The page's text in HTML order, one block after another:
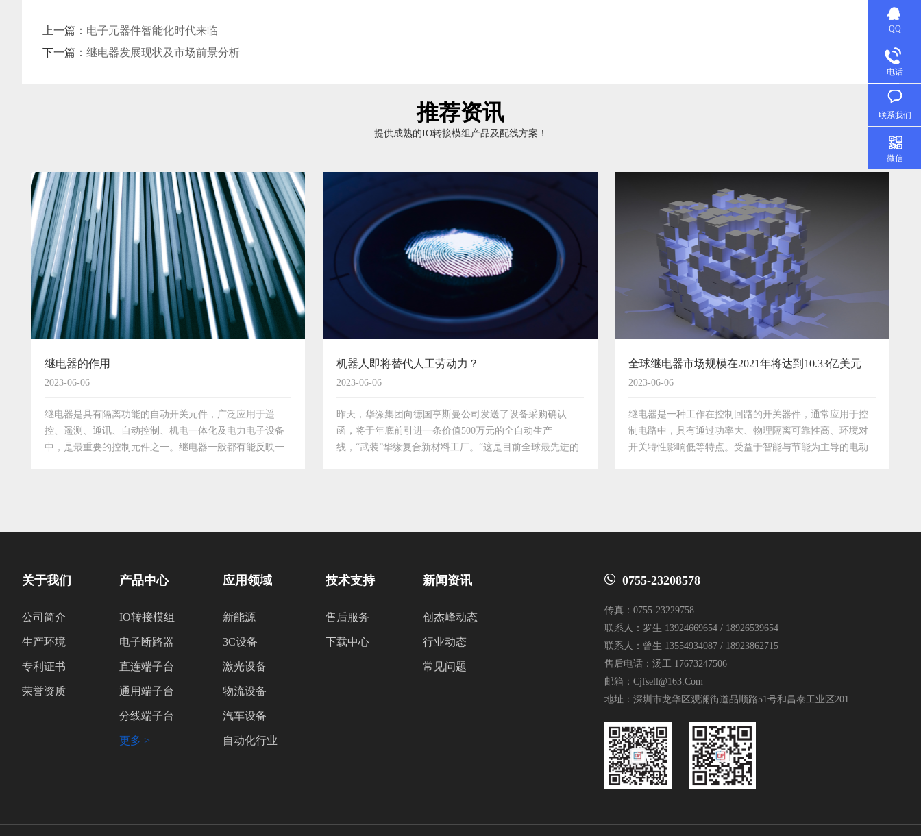
上一篇： 电子元器件智能化时代来临
下一篇： 继电器发展现状及市场前景分析
推荐资讯
提供成熟的IO转接模组产品及配线方案！
继电器的作用
2023-06-06
继电器是具有隔离功能的自动开关元件，广泛应用于遥
控、遥测、通讯、自动控制、机电一体化及电力电子设备
中，是最重要的控制元件之一。继电器一般都有能反映一
机器人即将替代人工劳动力？
2023-06-06
昨天，华缘集团向德国亨斯曼公司发送了设备采购确认
函，将于年底前引进一条价值500万元的全自动生产
线，“武装”华缘复合新材料工厂。“这是目前全球最先进的
全球继电器市场规模在2021年将达到10.33亿美元
2023-06-06
继电器是一种工作在控制回路的开关器件，通常应用于控
制电路中，具有通过功率大、物理隔离可靠性高、环境对
开关特性影响低等特点。受益于智能与节能为主导的电动
关于我们
公司简介
生产环境
专利证书
荣誉资质
产品中心
IO转接模组
电子断路器
直连端子台
通用端子台
分线端子台
更多 >
应用领域
新能源
3C设备
激光设备
物流设备
汽车设备
自动化行业
技术支持
售后服务
下载中心
新闻资讯
创杰峰动态
行业动态
常见问题
0755-23208578
传真：0755-23229758
联系人：罗生 13924669654 / 18926539654
联系人：曾生 13554934087 / 18923862715
售后电话：汤工 17673247506
邮箱：cjfsell@163.com
地址：深圳市龙华区观澜街道品顺路51号和昌泰工业区201
QQ
电话
联系我们
微信